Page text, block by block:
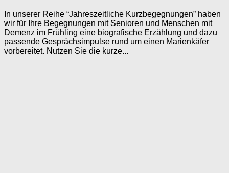
In unserer Reihe “Jahreszeitliche Kurzbegegnungen” haben
wir für Ihre Begegnungen mit Senioren und Menschen mit
Demenz im Frühling eine biografische Erzählung und dazu
passende Gesprächsimpulse rund um einen Marienkäfer
vorbereitet. Nutzen Sie die kurze...